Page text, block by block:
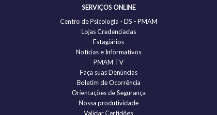
SERVIÇOS ONLINE
Centro de Psicologia - DS - PMAM
Lojas Credenciadas
Estagiários
Notícias e Informativos
PMAM TV
Faça suas Denúncias
Boletim de Ocorrência
Orientações de Segurança
Nossa produtividade
Validar Certidões